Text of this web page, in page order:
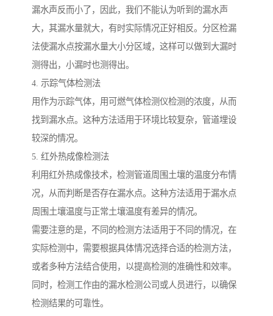
漏水声反而小了，因此，我们不能认为听到的漏水声
大，其漏水量就大，有时实际情况正好相反。分区检漏
法使漏水点按漏水量大小分区域，这样可以做到大漏时
测得出，小漏时也测得出。
4. 示踪气体检测法
用作为示踪气体，用可燃气体检测仪检测的浓度，从而
找到漏水点。这种方法适用于环境比较复杂，管道埋设
较深的情况。
5. 红外热成像检测法
利用红外热成像技术，检测管道周围土壤的温度分布情
况，从而判断是否存在漏水点。这种方法适用于漏水点
周围土壤温度与正常土壤温度有差异的情况。
需要注意的是，不同的检测方法适用于不同的情况，在
实际检测中，需要根据具体情况选择合适的检测方法，
或者多种方法结合使用，以提高检测的准确性和效率。
同时，检测工作由的漏水检测公司或人员进行，以确保
检测结果的可靠性。